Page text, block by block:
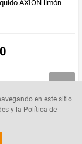
en este sitio
y la Política de
AXION limón